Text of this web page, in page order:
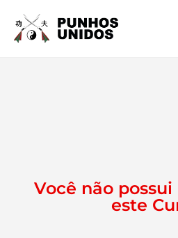
Você não possui
este